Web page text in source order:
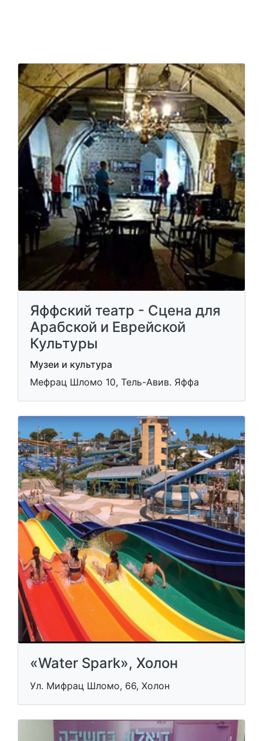
Яффский театр - Сцена для
Арабской и Еврейской
Культуры
Музеи и культура
Мефрац Шломо 10, Тель-Авив. Яффа
«Water Spark», Холон
Ул. Мифрац Шломо, 66, Холон